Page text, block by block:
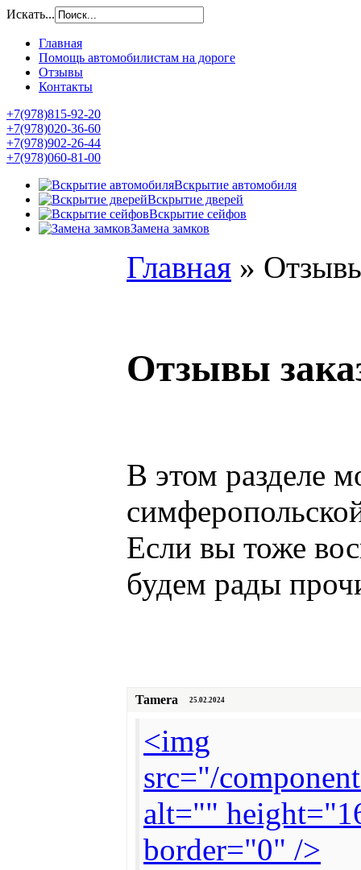
Искать...
Главная
Помощь автомобилистам на дороге
Отзывы
Контакты
+7(978)815-92-20
+7(978)020-36-60
+7(978)902-26-44
+7(978)060-81-00
Вскрытие автомобиля
Вскрытие дверей
Вскрытие сейфов
Замена замков
Главная »
Отзывы
В этом разделе
Если вы тоже
будем рады
Tamera 25.02.2024
<img
src="/
alt=""
border="0" />